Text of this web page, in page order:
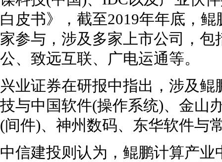
白皮书》，截至2019年年底，
家参与，涉及多家上市公司，
公、致远互联、广电运通等。
兴业证券在研报中指出，涉及
技与中国软件(操作系统)、金山
(间件)、神州数码、东华软件与
中信建投则认为，鲲鹏计算产